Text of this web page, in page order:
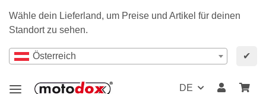
Wähle dein Lieferland, um Preise und Artikel für deinen
Standort zu sehen.
Österreich ✔
DE